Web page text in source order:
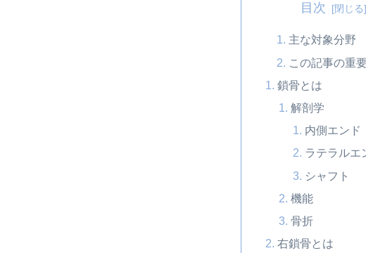
目次
主な対象分野
この記事の重
鎖骨とは
解剖学
内側エンド
ラテラルエ
シャフト
機能
骨折
右鎖骨とは